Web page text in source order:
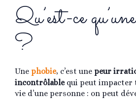
Qu’est-ce
?
Une phobie, c’est une peur
incontrôlablequi peut impacter
vie d’une personne : on peut